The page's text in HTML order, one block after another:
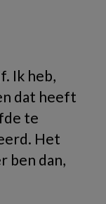
Ik heb,
dat heeft
te
Het
ben dan,